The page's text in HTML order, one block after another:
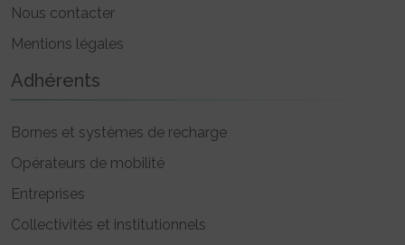
Nous contacter
Mentions légales
Adhérents
Bornes et systèmes de recharge
Opérateurs de mobilité
Entreprises
Collectivités et institutionnels